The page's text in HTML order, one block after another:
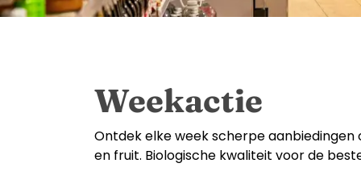
Weekactie
Ontdek elke week scherpe
en fruit. Biologische kwaliteit voor de